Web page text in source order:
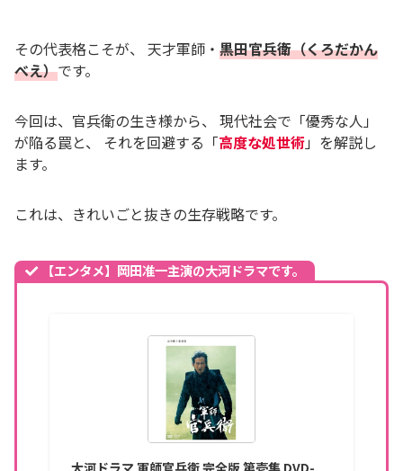
その代表格こそが、 天才軍師・ 黒田官兵衛（くろだかん
べえ）です。
今回は、官兵衛の生き様から、 現代社会で「優秀な人」
が陥る罠と、 それを回避する「高度な処世術」を解説し
ます。
これは、きれいごと抜きの生存戦略です。
【エンタメ】岡田准一主演の大河ドラマです。